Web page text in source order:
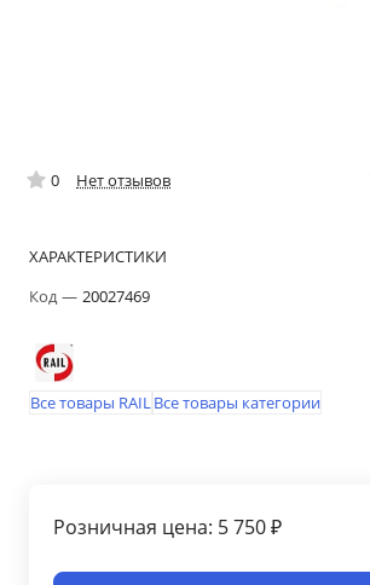
0 Нет отзывов
ХАРАКТЕРИСТИКИ
Код— 20027469
Все товары RAILВсе товары категории
Розничная цена: 5 750 ₽